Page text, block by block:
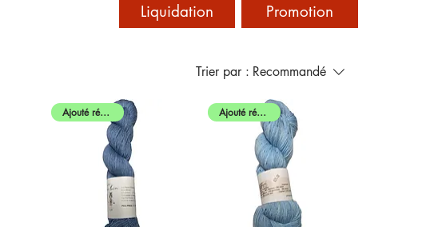
Trier par : Recommandé
Ajouté récemment Ajouté récemment
Liquidation Promotion